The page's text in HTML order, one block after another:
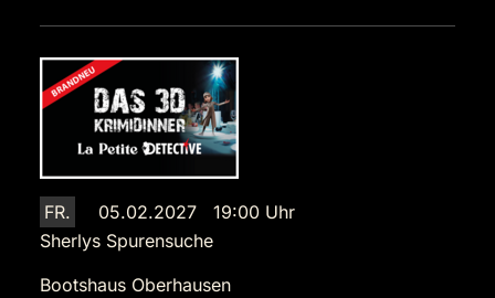
FR.
05.02.2027 19:00 Uhr
Sherlys Spurensuche
Bootshaus Oberhausen